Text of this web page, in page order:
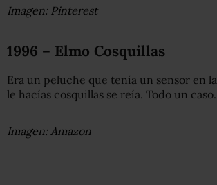
Imagen: Pinterest
1996 – Elmo Cosquillas
Era un peluche que tenía un sensor en
le hacías cosquillas se reía. Todo un caso.
Imagen: Amazon